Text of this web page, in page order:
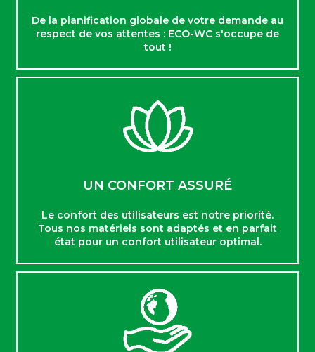
De la planification globale de votre demande au
respect de vos attentes : ECO-WC s'occupe de
tout !
UN CONFORT ASSURÉ
Le confort des utilisateurs est notre priorité.
Tous nos matériels sont adaptés et en parfait
état pour un confort utilisateur optimal.